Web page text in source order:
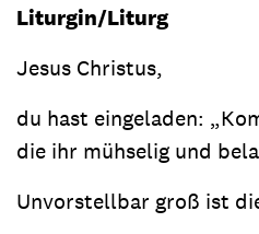
Liturgin/Liturg
Jesus Christus,
du hast eingeladen:
die ihr mühselig und
Unvorstellbar groß ist